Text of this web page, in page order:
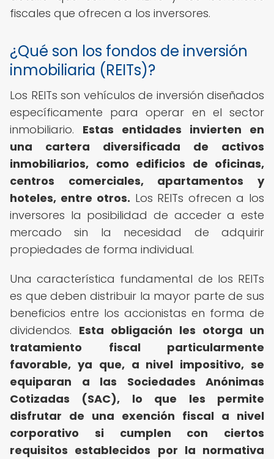
fiscales que ofrecen a los inversores.
¿Qué son los fondos de inversión
inmobiliaria (REITs)?
Los REITs son vehículos de inversión diseñados
específicamente para operar en el sector
inmobiliario. Estas entidades invierten en
una cartera diversificada de activos
inmobiliarios, como edificios de oficinas,
centros comerciales, apartamentos y
hoteles, entre otros. Los REITs ofrecen a los
inversores la posibilidad de acceder a este
mercado sin la necesidad de adquirir
propiedades de forma individual.
Una característica fundamental de los REITs
es que deben distribuir la mayor parte de sus
beneficios entre los accionistas en forma de
dividendos. Esta obligación les otorga un
tratamiento fiscal particularmente
favorable, ya que, a nivel impositivo, se
equiparan a las Sociedades Anónimas
Cotizadas (SAC), lo que les permite
disfrutar de una exención fiscal a nivel
corporativo si cumplen con ciertos
requisitos establecidos por la normativa